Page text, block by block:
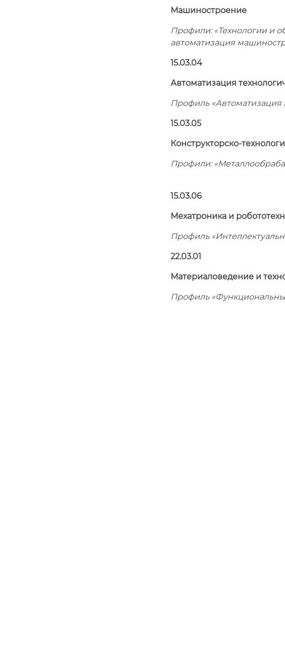
Машиностроение
Профили:«Технологии и
автоматизация
15.03.04
Автоматизация
Профиль «Автоматизация
15.03.05
Конструкторско-
Профили:
15.03.06
Мехатроника и
Профиль
22.03.01
Материаловедение и
Профиль